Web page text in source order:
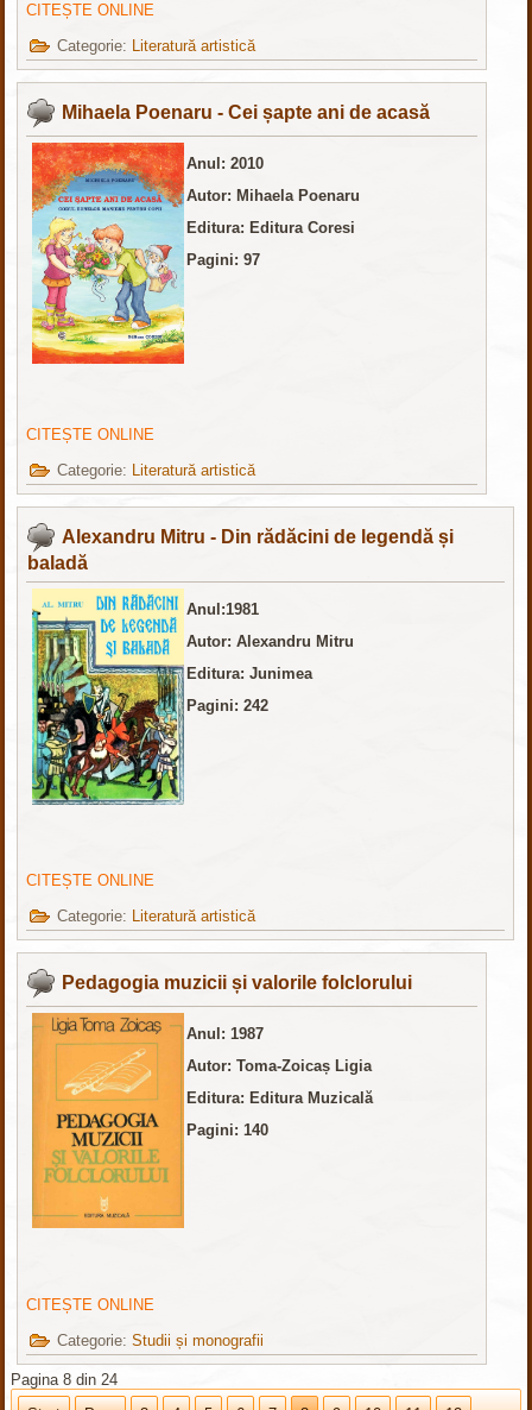
CITEȘTE ONLINE
Categorie:
Literatură artistică
Mihaela Poenaru - Cei șapte ani de acasă
Anul: 2010
Autor: Mihaela Poenaru
Editura: Editura Coresi
Pagini: 97
CITEȘTE ONLINE
Categorie:
Literatură artistică
Alexandru Mitru - Din rădăcini de legendă și
baladă
Anul:1981
Autor: Alexandru Mitru
Editura: Junimea
Pagini: 242
CITEȘTE ONLINE
Categorie:
Literatură artistică
Pedagogia muzicii și valorile folclorului
Anul: 1987
Autor: Toma-Zoicaș Ligia
Editura: Editura Muzicală
Pagini: 140
CITEȘTE ONLINE
Categorie:Studii și monografii
Pagina 8 din 24